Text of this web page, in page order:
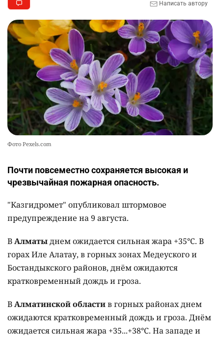
Написать автору
Фото Pexels.com
Почти повсеместно сохраняется высокая и
чрезвычайная пожарная опасность.
"Казгидромет" опубликовал штормовое
предупреждение на 9 августа.
ВАлматыднем ожидается сильная жара +35°C. В
горах Иле Алатау, в горных зонах Медеуского и
Бостандыкского районов, днём ожидаются
кратковременный дождь и гроза.
ВАлматинской областив горных районах днем
ожидаются кратковременный дождь и гроза. Днём
ожидается сильная жара +35...+38°C. На западе и